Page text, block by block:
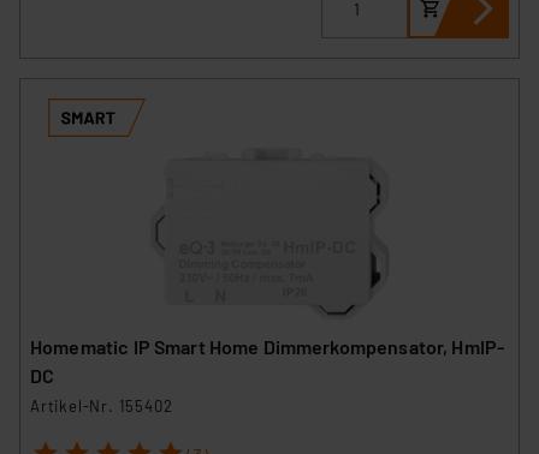
Homematic IP Smart Home Dimmerkompensator, HmIP-
DC
Artikel-Nr. 155402